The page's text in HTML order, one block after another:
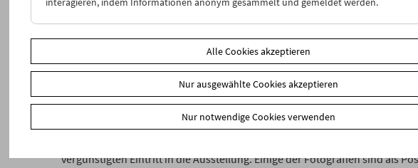
Die Utopie Filmbesteht aus Kapiteln mit ­jeweils mehreren Filmen – eine
wechselnden Konstella­tionen oder Fragestellungen. Jedes der
einzelnes in seinem besonderen Reichtum bestehen, aber die ­Auswahl
Perspektive, einen Zusammenhang.Die Utopie Filmerzählt eine
Verhältnis zueinander und zur Gesellschaft. (Alexander Horwath)
Kapitel 99 steht im Dialog mit der AusstellungFilm-Stills. Fotografien
und Kino, die die Albertina in Kooperation mit der Fotosammlung des
vergünstigten Eintritt in die Ausstellung. Einige der Fotografien sind als
Alle Cookies akzeptieren
Nur ausgewählte Cookies akzeptieren
Nur notwendige Cookies verwenden